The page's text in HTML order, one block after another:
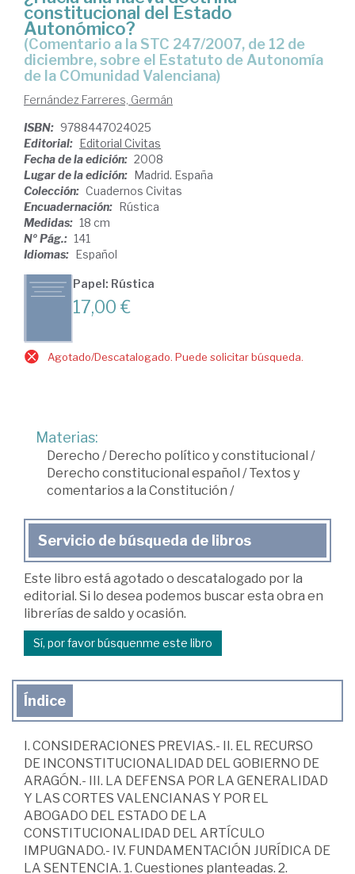
constitucional del Estado
Autonómico?
(comentario a la STC 247/2007, de 12 de
diciembre, sobre el Estatuto de Autonomía
de la COmunidad Valenciana)
Fernández Farreres, Germán
ISBN: 9788447024025
Editorial: Editorial Civitas
Fecha de la edición: 2008
Lugar de la edición: Madrid. España
Colección: Cuadernos Civitas
Encuadernación: Rústica
Medidas: 18 cm
Nº Pág.: 141
Idiomas: Español
Papel: Rústica
17,00 €
Agotado/Descatalogado. Puede solicitar búsqueda.
Materias:
Derecho /Derecho político y constitucional /
Derecho constitucional español /Textos y
comentarios a la Constitución /
Servicio de búsqueda de libros
Este libro está agotado o descatalogado por la
editorial. Si lo desea podemos buscar esta obra en
librerías de saldo y ocasión.
Sí, por favor búsquenme este libro
Índice
I. CONSIDERACIONES PREVIAS.- II. EL RECURSO
DE INCONSTITUCIONALIDAD DEL GOBIERNO DE
ARAGÓN.- III. LA DEFENSA POR LA GENERALIDAD
Y LAS CORTES VALENCIANAS Y POR EL
ABOGADO DEL ESTADO DE LA
CONSTITUCIONALIDAD DEL ARTÍCULO
IMPUGNADO.- IV. FUNDAMENTACIÓN JURÍDICA DE
LA SENTENCIA. 1. Cuestiones planteadas. 2.